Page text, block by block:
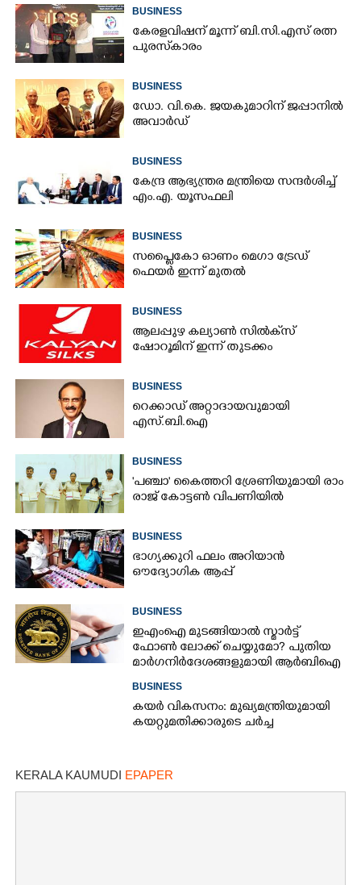
BUSINESS
കേരളവിഷന് മൂന്ന് ബി.സി.എസ് രത്ന
പുരസ്‌കാരം
BUSINESS
ഡോ. വി.കെ. ജയകുമാറിന് ജപ്പാനിൽ
അവാർഡ്
BUSINESS
കേന്ദ്ര ആഭ്യന്ത്രര മന്ത്രിയെ സന്ദർശിച്ച്
എം.എ. യൂസഫലി
BUSINESS
സപ്ലൈകോ ഓണം മെഗാ ട്രേഡ്
ഫെയർ ഇന്ന് മുതൽ
BUSINESS
ആലപ്പുഴ കല്യാൺ സിൽക്‌സ്
ഷോറൂമിന് ഇന്ന് തുടക്കം
BUSINESS
റെക്കാഡ് അറ്റാദായവുമായി
എസ്.ബി.ഐ
BUSINESS
'​പ​ഞ്ചാ​'​ ​കൈ​ത്ത​റി​ ​ശ്രേ​ണി​യു​മാ​യി​ ​രാം​
രാ​ജ് ​കോ​ട്ടൺ വിപണിയിൽ
BUSINESS
ഭാഗ്യക്കുറി ഫലം അറിയാൻ
ഔദ്യോഗിക ആപ്പ്
BUSINESS
ഇഎംഐ മുടങ്ങിയാൽ സ്മാർട്ട്
ഫോൺ ലോക്ക് ചെയ്യുമോ? പുതിയ
മാർഗനിർദേശങ്ങളുമായി ആർബിഐ
BUSINESS
കയർ വികസനം: മുഖ്യമന്ത്രിയുമായി
കയറ്റുമതിക്കാരുടെ ചർച്ച
KERALA KAUMUDI EPAPER